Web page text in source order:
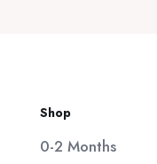
Shop
0-2 Months